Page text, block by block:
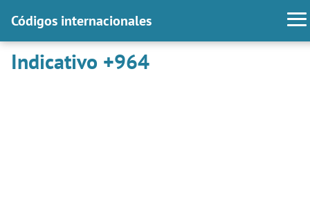
Códigos internacionales
Indicativo +964